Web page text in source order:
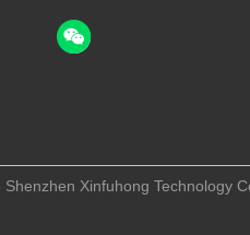
Xinfuhong Technology